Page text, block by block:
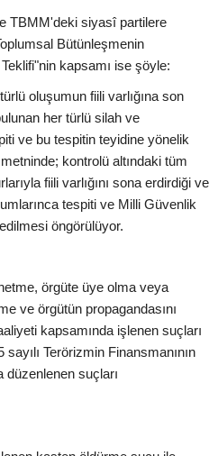
TBMM'deki siyasî partilere
Bütünleşmenin
kapsamı ise şöyle:
oluşumun fiili varlığına son
her türlü silah ve
ve bu tespitin teyidine yönelik
kontrolü altındaki tüm
fiili varlığını sona erdirdiği ve
tespiti ve Milli Güvenlik
öngörülüyor.
örgüte üye olma veya
ve örgütün propagandasını
kapsamında işlenen suçları
Terörizmin Finansmanının
düzenlenen suçları